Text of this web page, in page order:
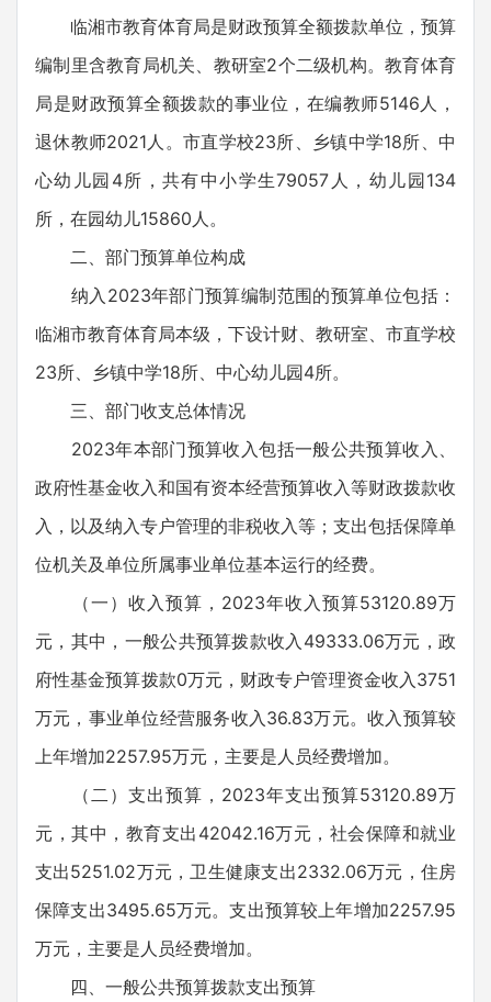
临湘市教育体育局是财政预算全额拨款单位，预算
编制里含教育局机关、教研室2个二级机构。教育体育
局是财政预算全额拨款的事业位，在编教师5146人，
退休教师2021人。市直学校23所、乡镇中学18所、中
心幼儿园4所，共有中小学生79057人，幼儿园134
所，在园幼儿15860人。
二、部门预算单位构成
纳入2023年部门预算编制范围的预算单位包括：
临湘市教育体育局本级，下设计财、教研室、市直学校
23所、乡镇中学18所、中心幼儿园4所。
三、部门收支总体情况
2023年本部门预算收入包括一般公共预算收入、
政府性基金收入和国有资本经营预算收入等财政拨款收
入，以及纳入专户管理的非税收入等；支出包括保障单
位机关及单位所属事业单位基本运行的经费。
（一）收入预算，2023年收入预算53120.89万
元，其中，一般公共预算拨款收入49333.06万元，政
府性基金预算拨款0万元，财政专户管理资金收入3751
万元，事业单位经营服务收入36.83万元。收入预算较
上年增加2257.95万元，主要是人员经费增加。
（二）支出预算，2023年支出预算53120.89万
元，其中，教育支出42042.16万元，社会保障和就业
支出5251.02万元，卫生健康支出2332.06万元，住房
保障支出3495.65万元。支出预算较上年增加2257.95
万元，主要是人员经费增加。
四、一般公共预算拨款支出预算